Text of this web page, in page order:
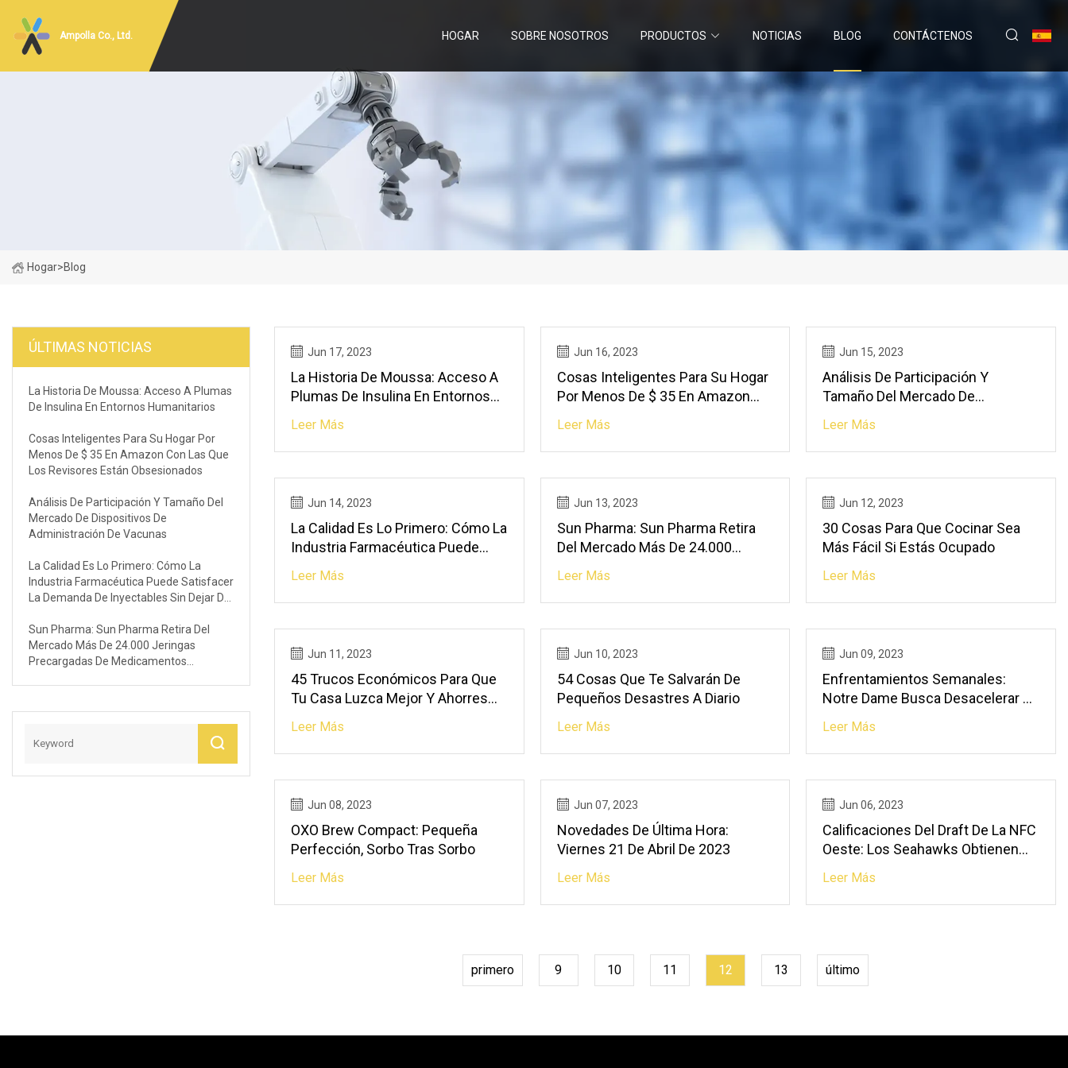
Ampolla Co., Ltd. HOGAR SOBRE NOSOTROS PRODUCTOS NOTICIAS BLOG CONTÁCTENOS
Hogar>Blog
ÚLTIMAS NOTICIAS
La Historia De Moussa: Acceso A Plumas
De Insulina En Entornos Humanitarios
Cosas Inteligentes Para Su Hogar Por
Menos De $ 35 En Amazon Con Las Que
Los Revisores Están Obsesionados
Análisis De Participación Y Tamaño Del
Mercado De Dispositivos De
Administración De Vacunas
La Calidad Es Lo Primero: Cómo La
Industria Farmacéutica Puede Satisfacer
La Demanda De Inyectables Sin Dejar De
Sun Pharma: Sun Pharma Retira Del
Mercado Más De 24.000 Jeringas
Precargadas De Medicamentos
Jun 17, 2023
La Historia De Moussa: Acceso A
Plumas De Insulina En Entornos
Leer Más
Jun 16, 2023
Cosas Inteligentes Para Su Hogar
Por Menos De $ 35 En Amazon
Obsesionados
Leer Más
Jun 15, 2023
Análisis De Participación Y
Tamaño Del Mercado De
Vacunas
Leer Más
Jun 14, 2023
La Calidad Es Lo Primero: Cómo La
Industria Farmacéutica Puede
Inyectables Sin Dejar De Cumplir
Las Normas
Leer Más
Jun 13, 2023
Sun Pharma: Sun Pharma Retira
Del Mercado Más De 24.000
Medicamentos Genéricos En EE.
UU.
Leer Más
Jun 12, 2023
30 Cosas Para Que Cocinar Sea
Más Fácil Si Estás Ocupado
Leer Más
Jun 11, 2023
45 Trucos Económicos Para Que
Tu Casa Luzca Mejor Y Ahorres
Leer Más
Jun 10, 2023
54 Cosas Que Te Salvarán De
Pequeños Desastres A Diario
Leer Más
Jun 09, 2023
Enfrentamientos Semanales:
Notre Dame Busca Desacelerar La
2023 Rápido // UHND.com
Leer Más
Jun 08, 2023
OXO Brew Compact: Pequeña
Perfección, Sorbo Tras Sorbo
Leer Más
Jun 07, 2023
Novedades De Última Hora:
Viernes 21 De Abril De 2023
Leer Más
Jun 06, 2023
Calificaciones Del Draft De La NFC
Oeste: Los Seahawks Obtienen
Talento; Los 49ers Se Atreven
Con El Pateador
Leer Más
primero 9 10 11 12 13 último